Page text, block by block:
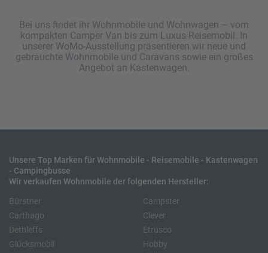
Bei uns findet ihr Wohnmobile und Wohnwagen – vom
kompakten Camper Van bis zum Luxus-Reisemobil. In
unserer WoMo-Ausstellung präsentieren wir neue und
gebrauchte Wohnmobile und Caravans sowie ein großes
Angebot an Kastenwagen.
Unsere Top Marken für Wohnmobile - Reisemobile - Kastenwagen
- Campingbusse
Wir verkaufen Wohnmobile der folgenden Hersteller:
Bürstner
Carthago
Dethleffs
Glücksmobil
Campster
Clever
Etrusco
Hobby